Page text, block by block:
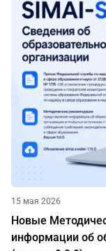
15 мая 2026
Новые
информации об